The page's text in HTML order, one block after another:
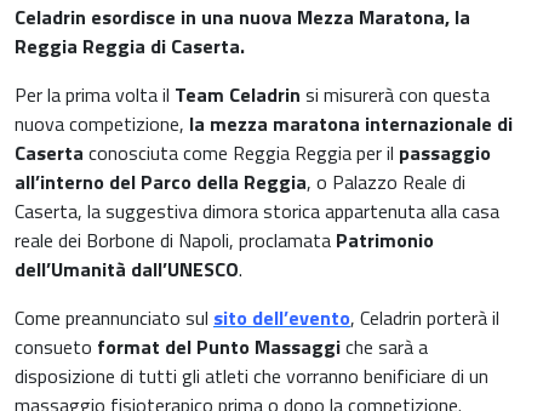
Medicina cardiovascolare
Chirurgia e Medicina Trasfusionale
Ematologia
Gastroenterologia
Ginecologia e Ostetricia
Carenza di ferro
Celadrin esordisce in una nuova Mezza Maratona, la
Reggia Reggia di Caserta.
Per la prima volta il Team Celadrin si misurerà con questa
nuova competizione, la mezza maratona internazionale di
Caserta conosciuta come Reggia Reggia per il passaggio
all’interno del Parco della Reggia, o Palazzo Reale di
Caserta, la suggestiva dimora storica appartenuta alla casa
reale dei Borbone di Napoli, proclamata Patrimonio
dell’Umanità dall’UNESCO.
Come preannunciato sul sito dell’evento, Celadrin porterà il
consueto format del Punto Massaggiche sarà a
disposizione di tutti gli atleti che vorranno benificiare di un
massaggio fisioterapico prima o dopo la competizione.